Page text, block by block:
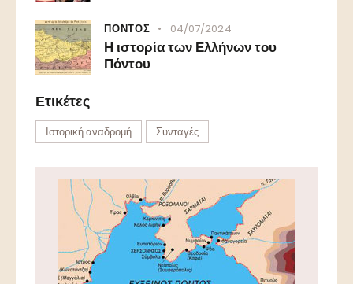
ΠΟΝΤΟΣ 04/07/2024
Η ιστορία των Ελλήνων του
Πόντου
Ετικέτες
Ιστορική αναδρομή Συνταγές